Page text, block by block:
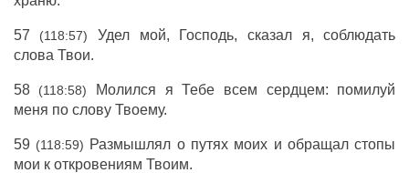
57 (118:57)
Удел мой, Господь, сказал я, соблюдать
слова Твои.
58 (118:58)
Молился я Тебе всем сердцем: помилуй
меня по слову Твоему.
59 (118:59) Размышлял о путях моих и обращал стопы
мои к откровениям Твоим.